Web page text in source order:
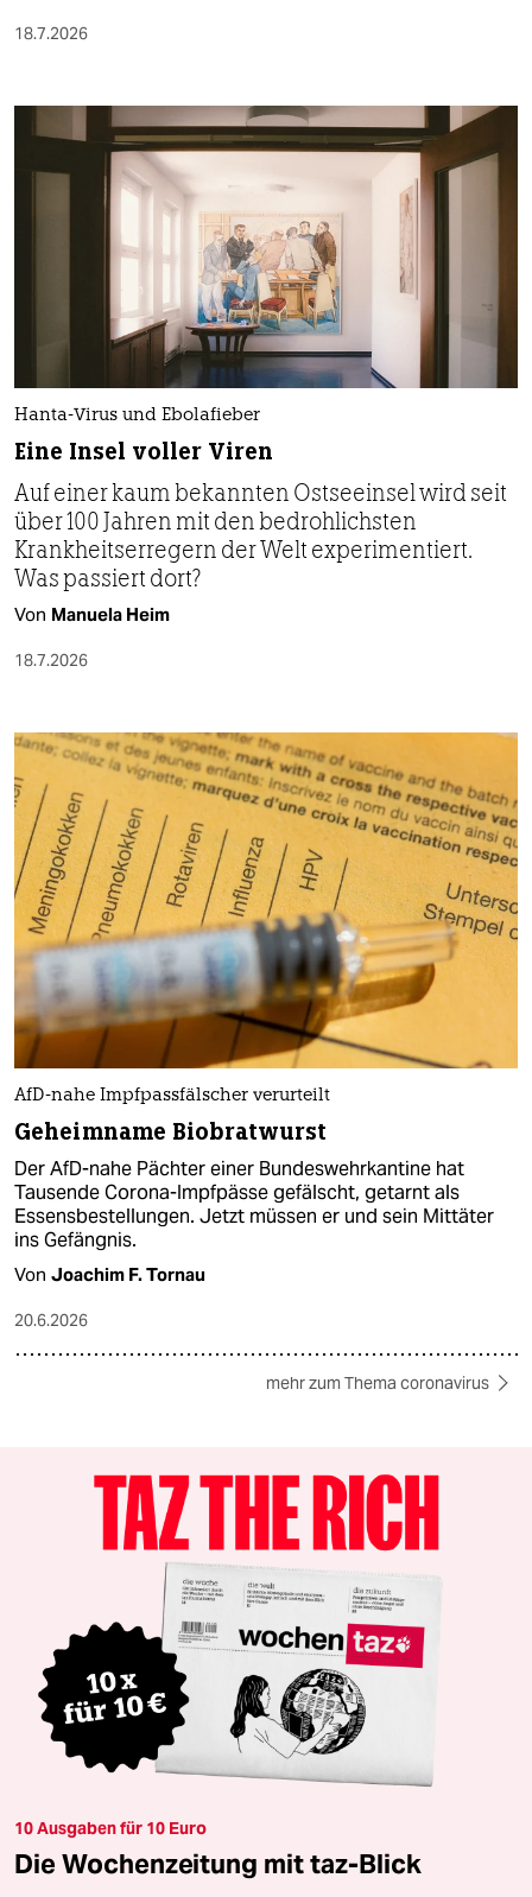
18.7.2026
Hanta-Virus und Ebolafieber
Eine Insel voller Viren
Auf einer kaum bekannten Ostseeinsel wird seit
über 100 Jahren mit den bedrohlichsten
Krankheitserregern der Welt experimentiert.
Was passiert dort?
Von Manuela Heim
18.7.2026
AfD-nahe Impfpassfälscher verurteilt
Geheimname Biobratwurst
Der AfD-nahe Pächter einer Bundeswehrkantine hat
Tausende Corona-Impfpässe gefälscht, getarnt als
Essensbestellungen. Jetzt müssen er und sein Mittäter
ins Gefängnis.
Von Joachim F. Tornau
20.6.2026
mehr zum Thema coronavirus
10 Ausgaben für 10 Euro
Die Wochenzeitung mit taz-Blick